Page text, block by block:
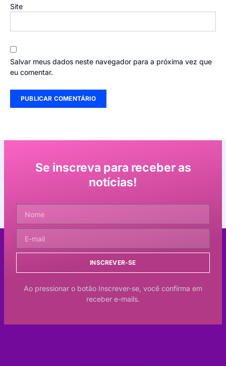
Site
Salvar meus dados neste navegador para a próxima vez que
eu comentar.
Se inscreva para receber as
notícias!
INSCREVER-SE
Ao pressionar o botão Inscrever-se, você confirma em
receber e-mails.